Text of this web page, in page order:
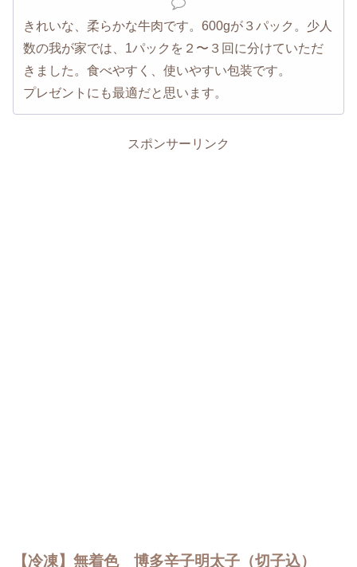
きれいな、柔らかな牛肉です。600gが３パック。少人
数の我が家では、1パックを２〜３回に分けていただ
きました。食べやすく、使いやすい包装です。
プレゼントにも最適だと思います。
スポンサーリンク
【冷凍】無着色 博多辛子明太子（切子込）